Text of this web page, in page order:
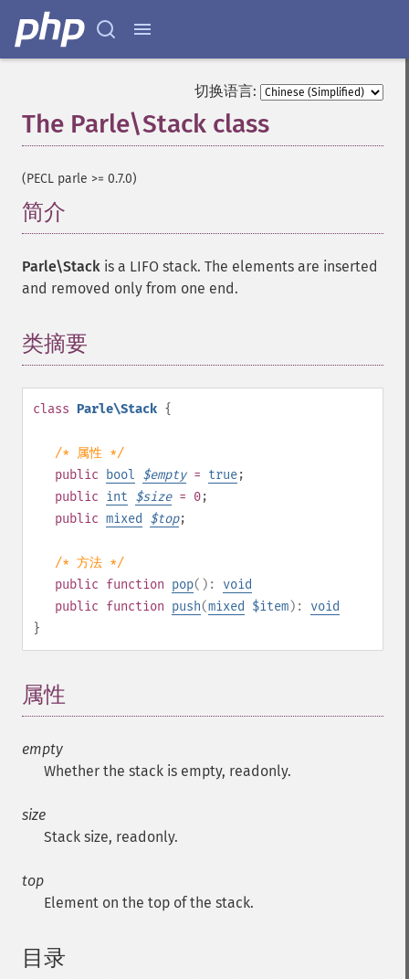
切换语言:
The Parle\Stack class
(PECL parle >= 0.7.0)
简介
Parle\Stack is a LIFO stack. The elements are inserted
and removed only from one end.
类摘要
class Parle\Stack {
/* 属性 */
public
bool $empty= true;
public int $size= 0;
public mixed $top;
/* 方法 */
public function pop(): void
public function push(mixed $item): void
}
属性
empty
Whether the stack is empty, readonly.
size
Stack size, readonly.
top
Element on the top of the stack.
目录